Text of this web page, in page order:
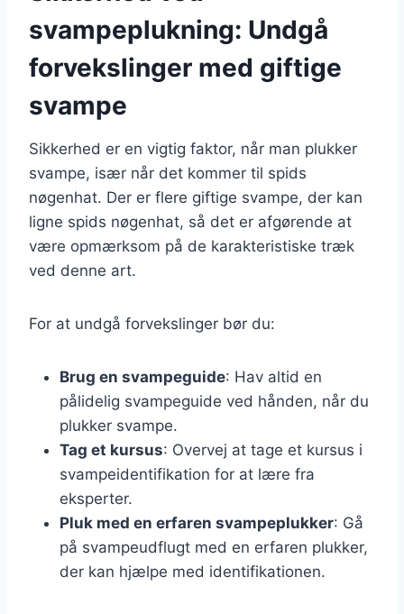
svampeplukning: Undgå
forvekslinger med giftige
svampe
Sikkerhed er en vigtig faktor, når man plukker
svampe, især når det kommer til spids
nøgenhat. Der er flere giftige svampe, der kan
ligne spids nøgenhat, så det er afgørende at
være opmærksom på de karakteristiske træk
ved denne art.
For at undgå forvekslinger bør du:
Brug en svampeguide: Hav altid en
pålidelig svampeguide ved hånden, når du
plukker svampe.
Tag et kursus: Overvej at tage et kursus i
svampeidentifikation for at lære fra
eksperter.
Pluk med en erfaren svampeplukker: Gå
på svampeudflugt med en erfaren plukker,
der kan hjælpe med identifikationen.